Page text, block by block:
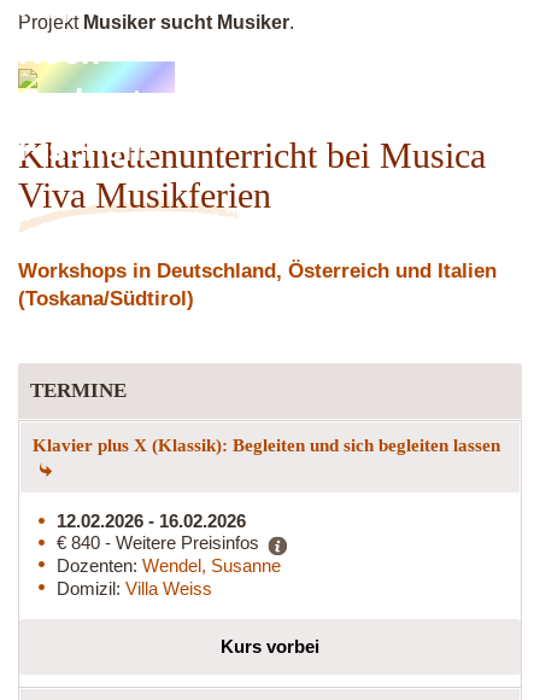
Projekt Musiker sucht Musiker.
Rock
Orchester
Fischeln
Klarinettenunterricht bei Musica
Viva Musikferien
Workshops in Deutschland, Österreich und Italien
(Toskana/Südtirol)
TERMINE
Klavier plus X (Klassik): Begleiten und sich begleiten lassen
12.02.2026 - 16.02.2026
€ 840 - Weitere Preisinfos
Dozenten: Wendel, Susanne
Domizil: Villa Weiss
Kurs vorbei